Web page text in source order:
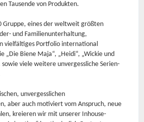
Tausende von Produkten.
Gruppe, eines der weltweit größten
und Familienunterhaltung,
vielfältiges Portfolio international
„Die Biene Maja“, „Heidi“, „Wickie und
viele weitere unvergessliche Serien-
unvergesslichen
aber auch motiviert vom Anspruch, neue
kreieren wir mit unserer Inhouse-